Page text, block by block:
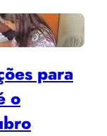
para
o